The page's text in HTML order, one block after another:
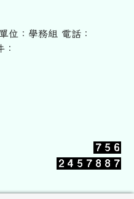
位：學務組 電話：